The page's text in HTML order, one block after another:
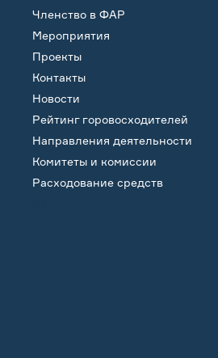
Членство в ФАР
Мероприятия
Проекты
Контакты
Новости
Рейтинг горовосходителей
Направления деятельности
Комитеты и комиссии
Расходование средств